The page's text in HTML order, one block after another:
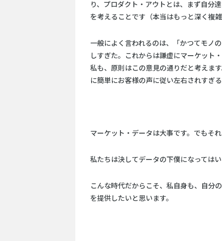
り、プロダクト・アウトとは、まず自分
を考えることです（本当はもっと深く複
一般によく言われるのは、「かつてモノ
しすぎた。これからは謙虚にマーケット
私も、原則はこの意見の通りだと考えま
に簡単にお客様の声に従い左右されすぎ
マーケット・データは大事です。でもそ
私たちは決してデータの下僕になっては
こんな時代だからこそ、私自身も、自分
を提供したいと思います。